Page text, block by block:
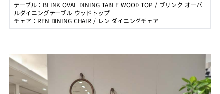
テーブル：BLINK OVAL DINING TABLE WOOD TOP / ブリンク オーバ
ルダイニングテーブル ウッドトップ
チェア：REN DINING CHAIR / レン ダイニングチェア